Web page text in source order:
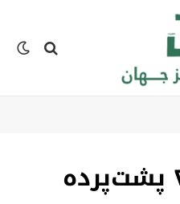
گریه آرتمیس ۲ پشت‌پرده